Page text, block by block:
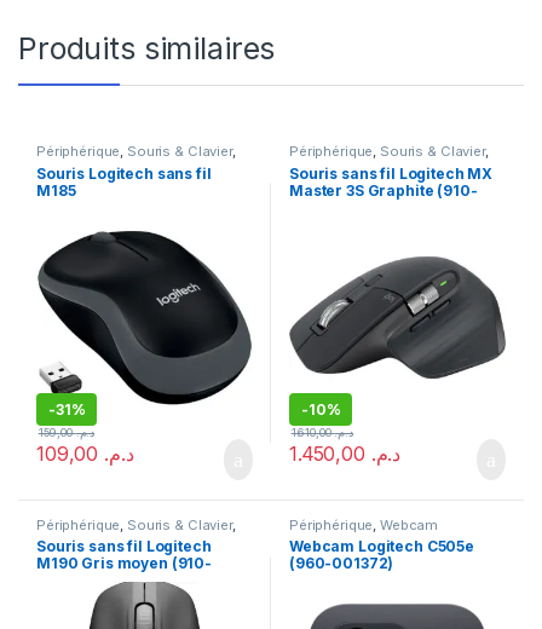
Produits similaires
Périphérique, Souris & Clavier,
Souris sans fil
Souris Logitech sans fil
M185
-31%
د.م.
د.م.159,00
Périphérique, Souris & Clavier,
Souris sans fil
Souris sans fil Logitech MX
Master 3S Graphite (910-
-10%
د.م.
د.م.1.610,00
Périphérique Souris & Clavier,
Souris sans fil
Souris sans fil Logitech
M190 Gris moyen (910-
Périphérique ,Webcam
Webcam Logitech C505e
(960-001372)